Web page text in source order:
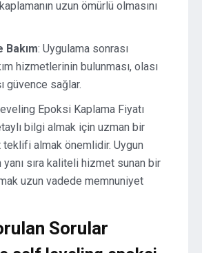
uzun ömürlü olmasını
Bakım: Uygulama sonrası
hizmetlerinin bulunması, olası
güvence sağlar.
Epoksi Kaplama Fiyatı
bilgi almak için uzman bir
almak önemlidir. Uygun
yanı sıra kaliteli hizmet sunan bir
uzun vadede memnuniyet
Sorular